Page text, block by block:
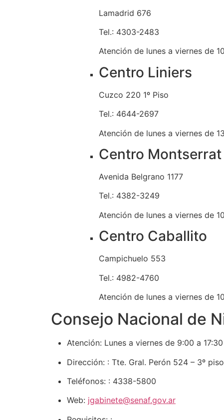
Lamadrid 676
Tel.: 4303-2483
Atención de lunes a viernes de
Centro Liniers
Cuzco 220 1º Piso
Tel.: 4644-2697
Atención de lunes a viernes de
Centro Montserrat
Avenida Belgrano 1177
Tel.: 4382-3249
Atención de lunes a viernes de
Centro Caballito
Campichuelo 553
Tel.: 4982-4760
Atención de lunes a viernes de
Consejo Nacional de
Atención: Lunes a viernes de 9:00 a
Dirección: : Tte. Gral. Perón 524 – 3º piso
Teléfonos: : 4338-5800
Web: jgabinete@senaf.gov.ar